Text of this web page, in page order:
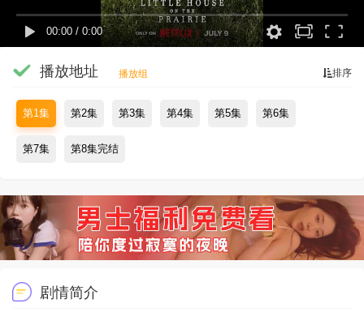
00:00 / 0:00
排序
播放地址 播放组
第1集 第2集 第3集 第4集 第5集 第6集
第7集 第8集完结
剧情简介